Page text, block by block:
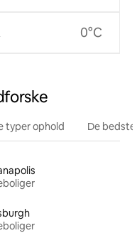
0°C
typer ophold De